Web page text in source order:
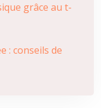
grâce au t-
: conseils de